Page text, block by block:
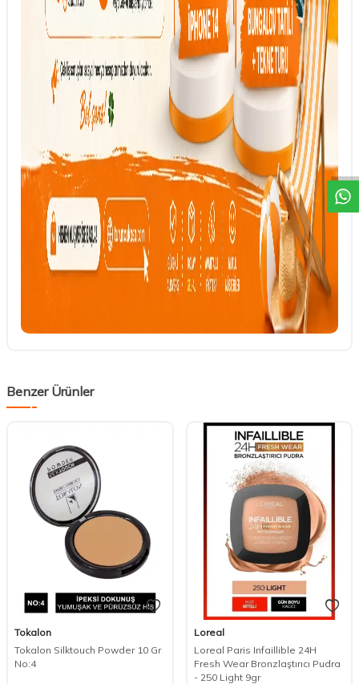
DESTEK
Benzer Ürünler
Tokalon
Tokalon Silktouch Powder 10 Gr
No:4
Loreal
Loreal Paris Infaillible 24H
Fresh Wear Bronzlaştırıcı Pudra
- 250 Light 9gr